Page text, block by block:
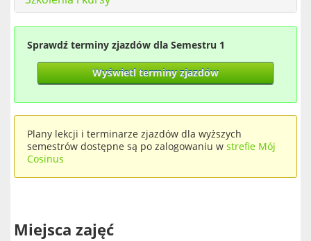
Sprawdź terminy zjazdów dla Semestru 1
Wyświetl terminy zjazdów
Plany lekcji i terminarze zjazdów dla wyższych
semestrów dostępne są po zalogowaniu w strefie Mój
Cosinus
Miejsca zajęć